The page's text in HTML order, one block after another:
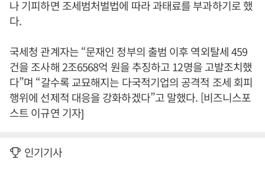
나 기피하면 조세범처벌법에 따라 과태료를 부과하기로 했
다.
국세청 관계자는 “문재인 정부의 출범 이후 역외탈세 459
건을 조사해 2조6568억 원을 추징하고 12명을 고발조치했
다”며 “갈수록 교묘해지는 다국적기업의 공격적 조세 회피
행위에 선제적 대응을 강화하겠다”고 말했다. [비즈니스포
스트 이규연 기자]
인기기사